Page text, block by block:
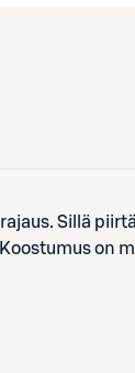
Sillä
on